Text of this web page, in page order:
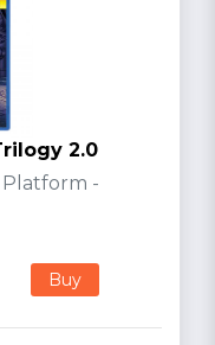
2.0
Platform -
Buy